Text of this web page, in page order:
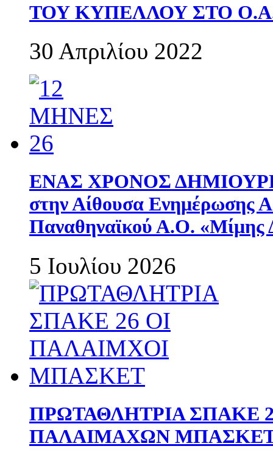
ΤΟΥ ΚΥΠΕΛΛΟΥ ΣΤΟ
30 Απριλίου 2022
ΕΝΑΣ ΧΡΟΝΟΣ
στην Αίθουσα Ενημέρωσης
Παναθηναϊκού Α.Ο. «Μίμης
5 Ιουλίου 2026
ΠΡΩΤΑΘΛΗΤΡΙΑ ΣΠΑΚΕ
ΠΑΛΑΙΜΑΧΩΝ